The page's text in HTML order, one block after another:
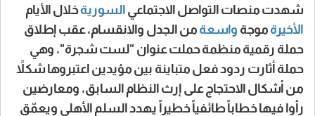
شهدت منصات التواصل الاجتماعي السوريةخلال الأيام
الأخيرة موجة واسعة من الجدل والانقسام، عقب إطلاق
حملة رقمية منظمة حملت عنوان "لست شجرة"، وهي
حملة أثارت ردود فعل متباينة بين مؤيدين اعتبروها شكلاً
من أشكال الاحتجاج على إرث النظام السابق، ومعارضين
رأوا فيها خطاباً طائفياً خطيراً يهدد السلم الأهلي ويعمّق